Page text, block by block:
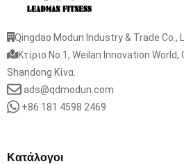
Qingdao Modun Industry & Trade Co.,
Κτίριο No.1, Weilan Innovation
Shandong Κίνα.
ads@qdmodun.com
+86 181 4598 2469
Κατάλογοι